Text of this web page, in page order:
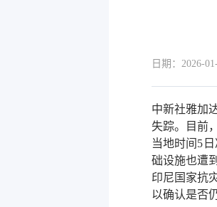
日期：2026-
中新社雅加
失踪。目前
当地时间5
础设施也遭
印尼国家抗
以确认是否